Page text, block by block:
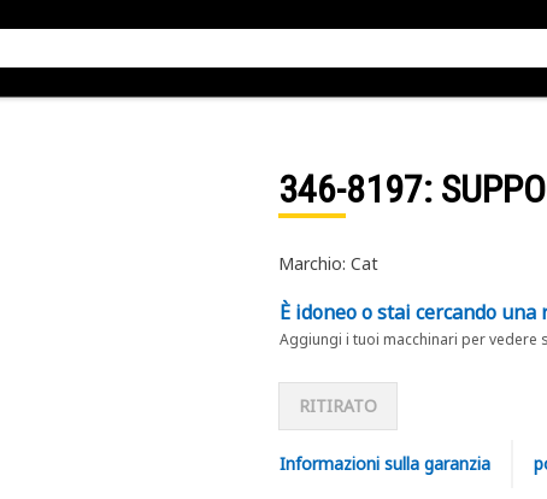
346-8197:
Marchio: Cat
È idoneo o stai cercando una
Aggiungi i tuoi macchinari per
RITIRATO
Informazioni sulla garanzia